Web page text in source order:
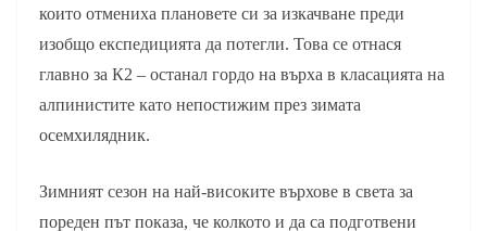
които отмениха плановете си за изкачване преди
изобщо експедицията да потегли. Това се отнася
главно за К2 – останал гордо на върха в класацията на
алпинистите като непостижим през зимата
осемхилядник.
Зимният сезон на най-високите върхове в света за
пореден път показа, че колкото и да са подготвени